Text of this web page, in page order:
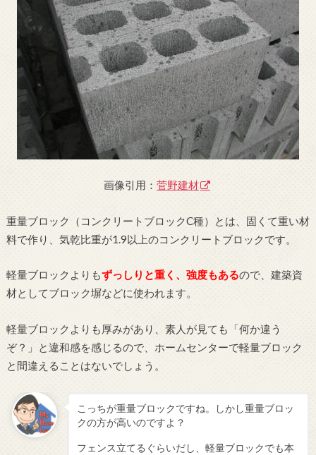
画像引用： 菅野建材
重量ブロック（コンクリートブロックC種）とは、固くて重い材
料で作り、気乾比重が1.9以上のコンクリートブロックです。
軽量ブロックよりもずっしりと重く、強度もあるので、建築資
材としてブロック塀などに使われます。
軽量ブロックよりも厚みがあり、素人が見ても「何か違う
ぞ？」と違和感を感じるので、ホームセンターで軽量ブロック
と間違えることはないでしょう。
こっちが重量ブロックですね。しかし重量ブロッ
クの方が高いのですよ？
フェンス立てるぐらいだし、軽量ブロックでも本